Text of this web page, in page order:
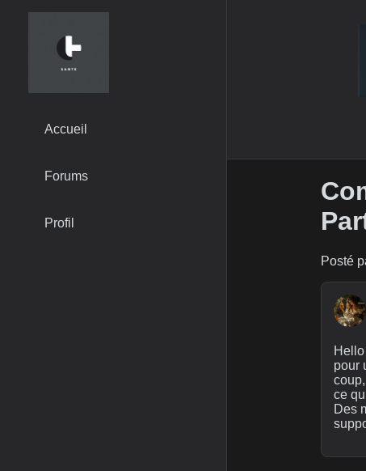
Accueil
Forums
Profil
Posté
pour
ce
Des